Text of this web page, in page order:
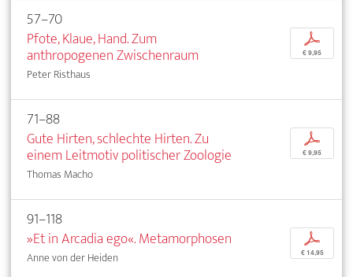
57–70
Pfote, Klaue, Hand. Zum
anthropogenen Zwischenraum
Peter Risthaus
p
€ 9,95
71–88
Gute Hirten, schlechte Hirten. Zu
einem Leitmotiv politischer Zoologie
Thomas Macho
p
€ 9,95
91–118
»Et in Arcadia ego«. Metamorphosen
Anne von der Heiden
p
€ 14,95